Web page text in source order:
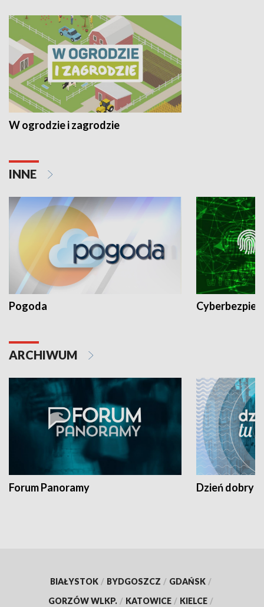
W ogrodzie i zagrodzie
INNE
Pogoda
ARCHIWUM
Forum Panoramy Dzień dobry
BIAŁYSTOK / BYDGOSZCZ / GDAŃSK /
GORZÓW WLKP. / KATOWICE / KIELCE /